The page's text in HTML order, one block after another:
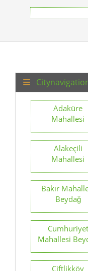
Adaküre
Mahallesi
Alakeçili
Mahallesi
Bakır
Beydağ
Cumhuriyet
Mahallesi
Çiftlikköy